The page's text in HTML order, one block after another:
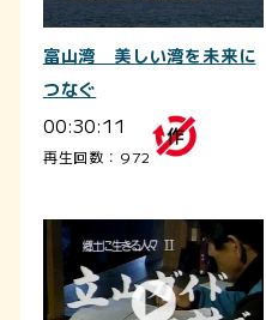
富山湾 美しい湾を未来に
つなぐ
00:30:11
再生回数：972